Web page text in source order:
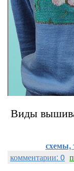
Виды
схемы,
комментарии: 0